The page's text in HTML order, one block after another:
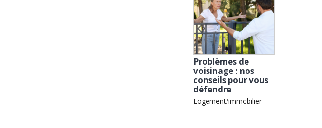
Problèmes de
voisinage : nos
conseils pour vous
défendre
Logement/immobilier